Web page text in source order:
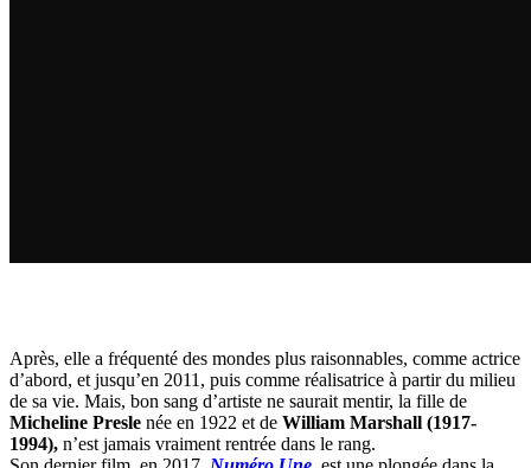
Après, elle a fréquenté des mondes plus raisonnables, comme actrice
d’abord, et jusqu’en 2011, puis comme réalisatrice à partir du milieu
de sa vie. Mais, bon sang d’artiste ne saurait mentir, la fille de
Micheline Presle née en 1922 et de William Marshall (1917-
1994), n’est jamais vraiment rentrée dans le rang.